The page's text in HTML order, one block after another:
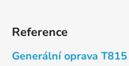
Reference
Generální oprava